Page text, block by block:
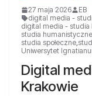
27 maja 2026
EB
digital media -
digital media - studia
studia humanistyczne
studia społeczne,
Uniwersytet
Digital
Krakowie